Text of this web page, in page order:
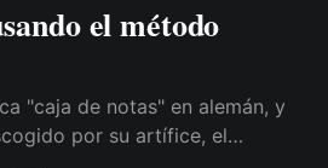
el método
"caja de notas" en alemán, y
por su artífice, el